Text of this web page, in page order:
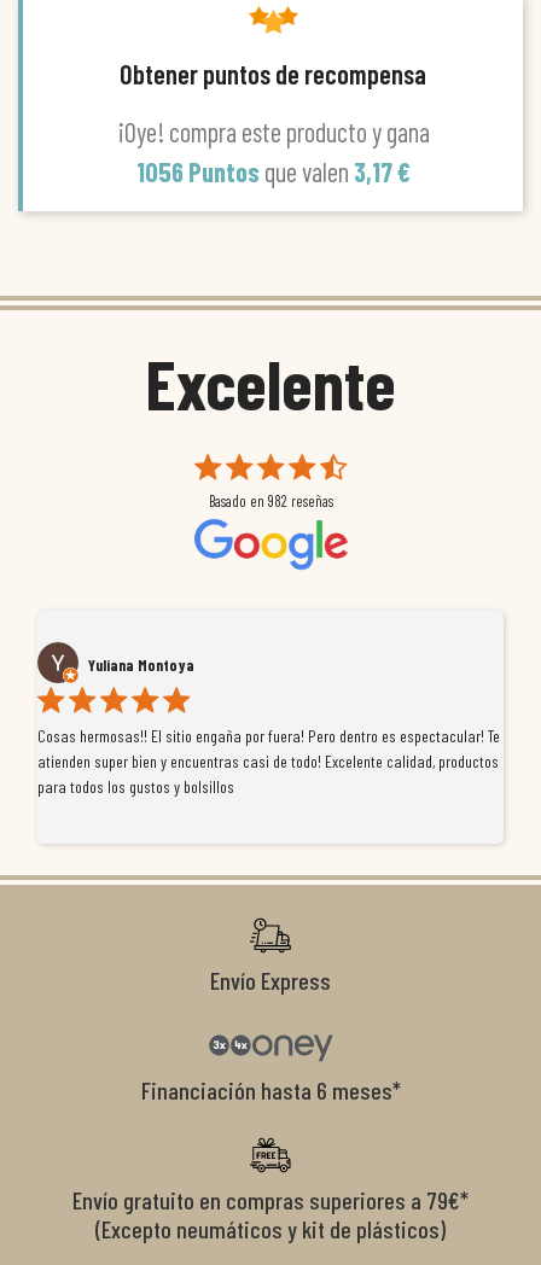
Obtener puntos de recompensa
¡Oye! compra este producto y gana
1056 Puntos que valen 3,17 €
Excelente
Basado en 982 reseñas
Yuliana Montoya
Cosas hermosas!! El sitio engaña por fuera! Pero dentro es espectacular! Te
atienden super bien y encuentras casi de todo! Excelente calidad, productos
para todos los gustos y bolsillos
Envío Express
Financiación hasta 6 meses*
Envío gratuito en compras superiores a 79€*
(Excepto neumáticos y kit de plásticos)